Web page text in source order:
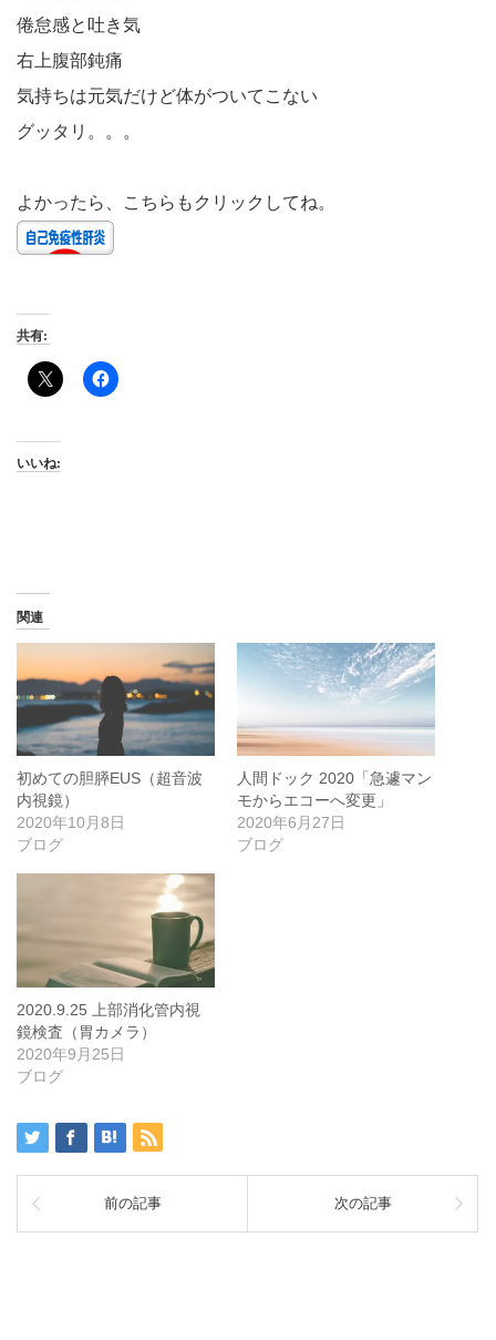
倦怠感と吐き気
右上腹部鈍痛
気持ちは元気だけど体がついてこない
グッタリ。。。
よかったら、こちらもクリックしてね。
共有:
いいね:
関連
初めての胆膵EUS（超音波
内視鏡）
2020年10月8日
ブログ
人間ドック 2020「急遽マン
モからエコーへ変更」
2020年6月27日
ブログ
2020.9.25 上部消化管内視
鏡検査（胃カメラ）
2020年9月25日
ブログ
前の記事 次の記事